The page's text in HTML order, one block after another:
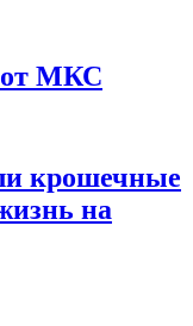
от МКС
крошечные
на